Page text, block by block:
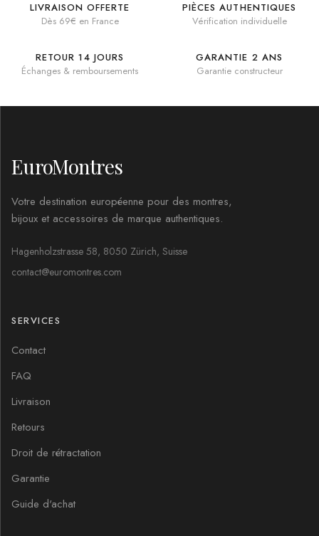
LIVRAISON OFFERTE
Dès 69€ en France
PIÈCES AUTHENTIQUES
Vérification individuelle
RETOUR 14 JOURS
Échanges & remboursements
GARANTIE 2 ANS
Garantie constructeur
EuroMontres
Votre destination européenne pour des montres,
bijoux et accessoires de marque authentiques.
Hagenholzstrasse 58, 8050 Zürich, Suisse
contact@euromontres.com
SERVICES
Contact
FAQ
Livraison
Retours
Droit de rétractation
Garantie
Guide d'achat